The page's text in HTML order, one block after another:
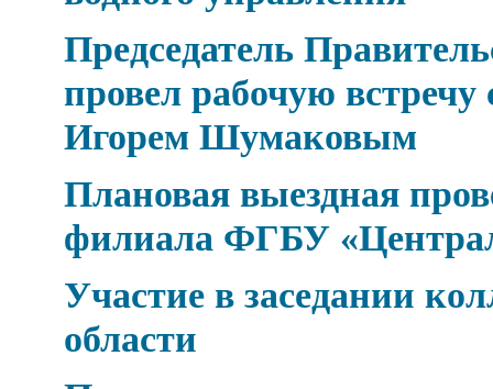
Председатель
провел рабочую встречу
Игорем Шумаковым
Плановая выездная
филиала ФГБУ
Участие в заседании
области